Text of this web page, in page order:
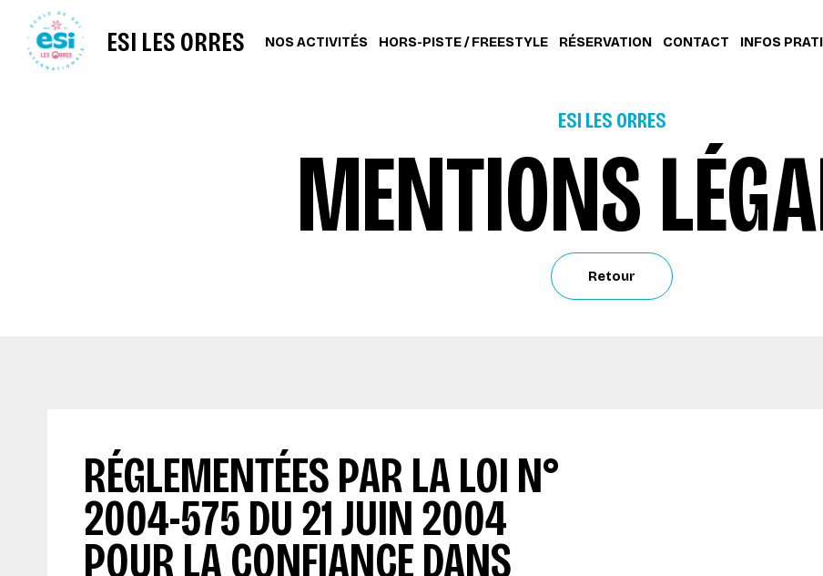
ESI LES ORRES NOS ACTIVITÉS HORS-PISTE / FREESTYLE RÉSERVATION CONTACT INFOS
MENTIONS
ESI LES ORRES
Retour
RÉGLEMENTÉES PAR LA LOI N°
2004-575 DU 21 JUIN 2004
POUR LA CONFIANCE DANS